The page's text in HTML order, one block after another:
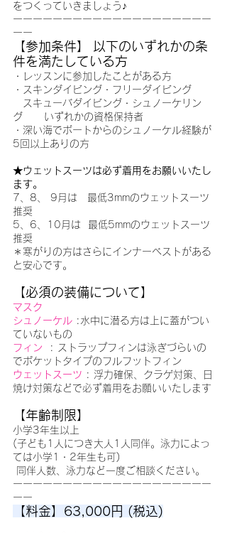
をつくっていきましょう♪
ーーーーーーーーーーーーーーーーーーーー
ーー
【参加条件】
以下のいずれかの条
件を満たしている方
・レッスンに参加したことがある方
・スキンダイビング・フリーダイビング
スキューバダイビング・シュノーケリン
グ      いずれかの資格保持者
・深い海でボートからのシュノーケル経験が
5回以上ありの方
★ウェットスーツは必ず着用をお願いいたし
ます。
7、8、 9月は　最低3mmのウェットスーツ
推奨
5、6、10月は  最低5mmのウェットスーツ
推奨
＊寒がりの方はさらにインナーベストがある
と安心です。
【必須の装備について】
マスク
シュノーケル :水中に潜る方は上に蓋がつい
ていないもの
フィン
  : ストラップフィンは泳ぎづらいの
でポケットタイプのフルフットフィン
ウェットスーツ : 浮力確保、クラゲ対策、日
焼け対策などで必ず着用をお願いいたします
【年齢制限】
小学3年生以上
(子ども1人につき大人1人同伴。泳力によっ
ては小学1・2年生も可)
同伴人数、泳力など一度ご相談ください。
ーーーーーーーーーーーーーーーーーーーー
ーー
【料金】63,000円 (税込)